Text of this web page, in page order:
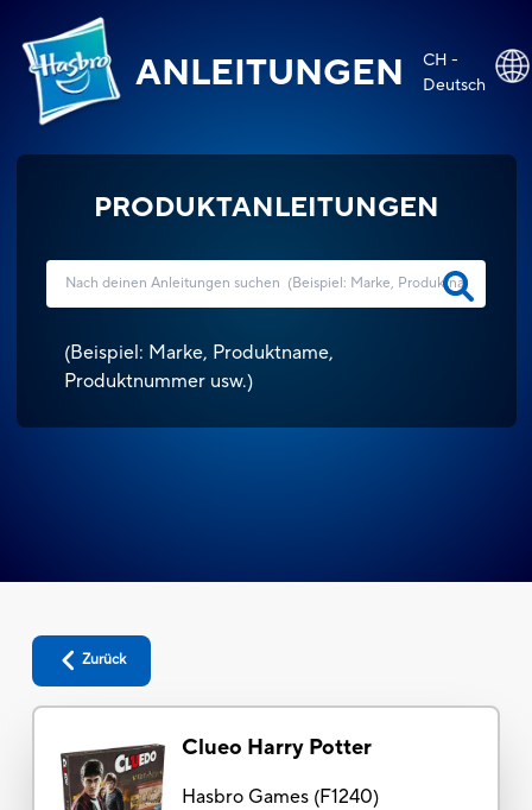
ANLEITUNGEN
CH -
Deutsch
PRODUKTANLEITUNGEN
(Beispiel: Marke, Produktname,
Produktnummer usw.)
Zurück
Clueo Harry Potter
Hasbro Games(F1240)